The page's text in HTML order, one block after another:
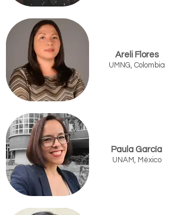
Areli Flores
UMNG, Colombia
Paula García
UNAM, México